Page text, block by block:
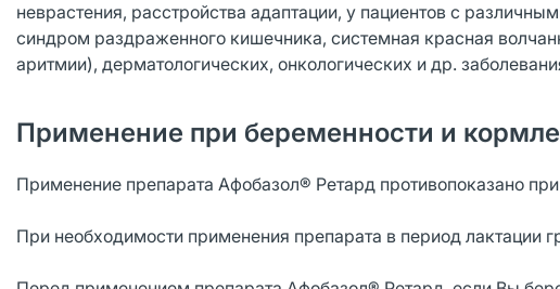
неврастения, расстройства адаптации, у пациентов с
синдром раздраженного кишечника, системная красная
аритмии), дерматологических, онкологических и др.
Применение при беременности и
Применение препарата Афобазол® Ретард противопоказано
При необходимости применения препарата в период лактации